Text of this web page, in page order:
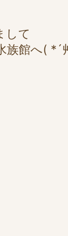
して
族館へ( *´